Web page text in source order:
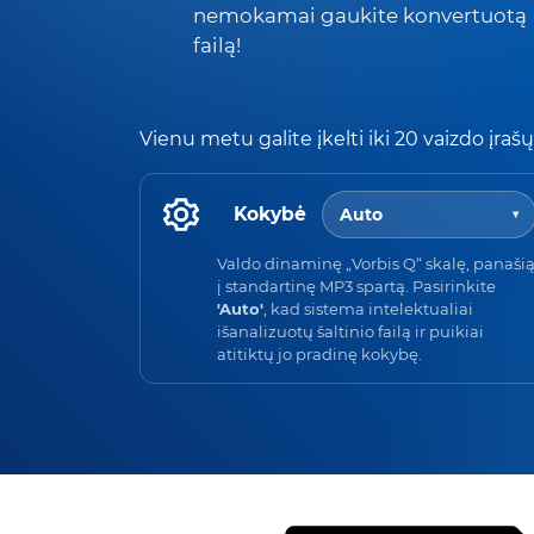
nemokamai gaukite konvertuotą
failą!
Vienu metu galite įkelti iki 20 vaizdo
Kokybė Auto ▾
Valdo dinaminę „Vorbis Q“ skalę, panašią
į standartinę MP3 spartą. Pasirinkite
'Auto' , kad sistema intelektualiai
išanalizuotų šaltinio failą ir puikiai
atitiktų jo pradinę kokybę.